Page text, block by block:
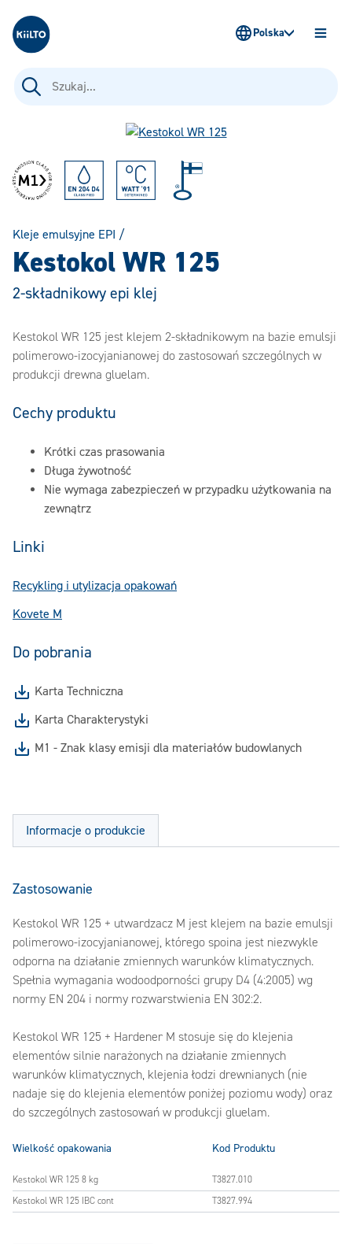
Kiilto Poland
Szukaj:
Polska
Kleje emulsyjne EPI /
Kestokol WR 125
2-składnikowy epi klej
Kestokol WR 125 jest klejem 2-składnikowym na bazie emulsji
polimerowo-izocyjanianowej do zastosowań szczególnych w
produkcji drewna gluelam.
Cechy produktu
Krótki czas prasowania
Długa żywotność
Nie wymaga zabezpieczeń w przypadku użytkowania na
zewnątrz
Linki
Recykling i utylizacja opakowań
Kovete M
Do pobrania
Karta Techniczna
Karta Charakterystyki
M1 - Znak klasy emisji dla materiałów budowlanych
Informacje o produkcie
Zastosowanie
Kestokol WR 125 + utwardzacz M jest klejem na bazie emulsji
polimerowo-izocyjanianowej, którego spoina jest niezwykle
odporna na działanie zmiennych warunków klimatycznych.
Spełnia wymagania wodoodporności grupy D4 (4:2005) wg
normy EN 204 i normy rozwarstwienia EN 302:2.
Kestokol WR 125 + Hardener M stosuje się do klejenia
elementów silnie narażonych na działanie zmiennych
warunków klimatycznych, klejenia łodzi drewnianych (nie
nadaje się do klejenia elementów poniżej poziomu wody) oraz
do szczególnych zastosowań w produkcji gluelam.
Wielkość opakowania Kod Produktu
Kestokol WR 125 8 kg
T3827.010
Kestokol WR 125 IBC cont
T3827.994